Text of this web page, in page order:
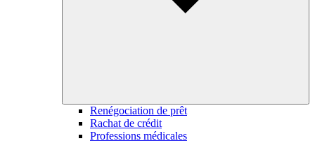
Renégociation de prêt
Rachat de crédit
Professions médicales